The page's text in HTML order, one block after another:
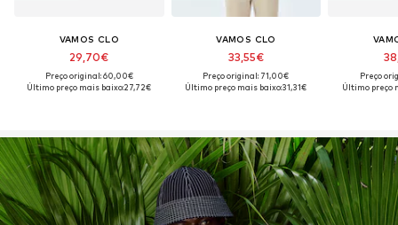
VAMOS CLO
29,70€
Preço original: 60,00€
Último preço mais baixo:27,72€
VAMOS CLO
33,55€
Preço original: 71,00€
Último preço mais baixo:31,31€
Preço
Último preço